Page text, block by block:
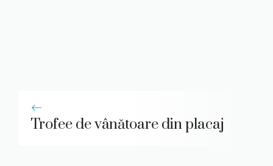
Trofee de vânătoare din placaj